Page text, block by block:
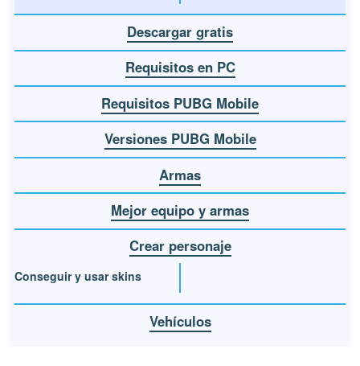
Descargar gratis
Requisitos en PC
Requisitos PUBG Mobile
Versiones PUBG Mobile
Armas
Mejor equipo y armas
Crear personaje
Conseguir y usar skins
Vehículos